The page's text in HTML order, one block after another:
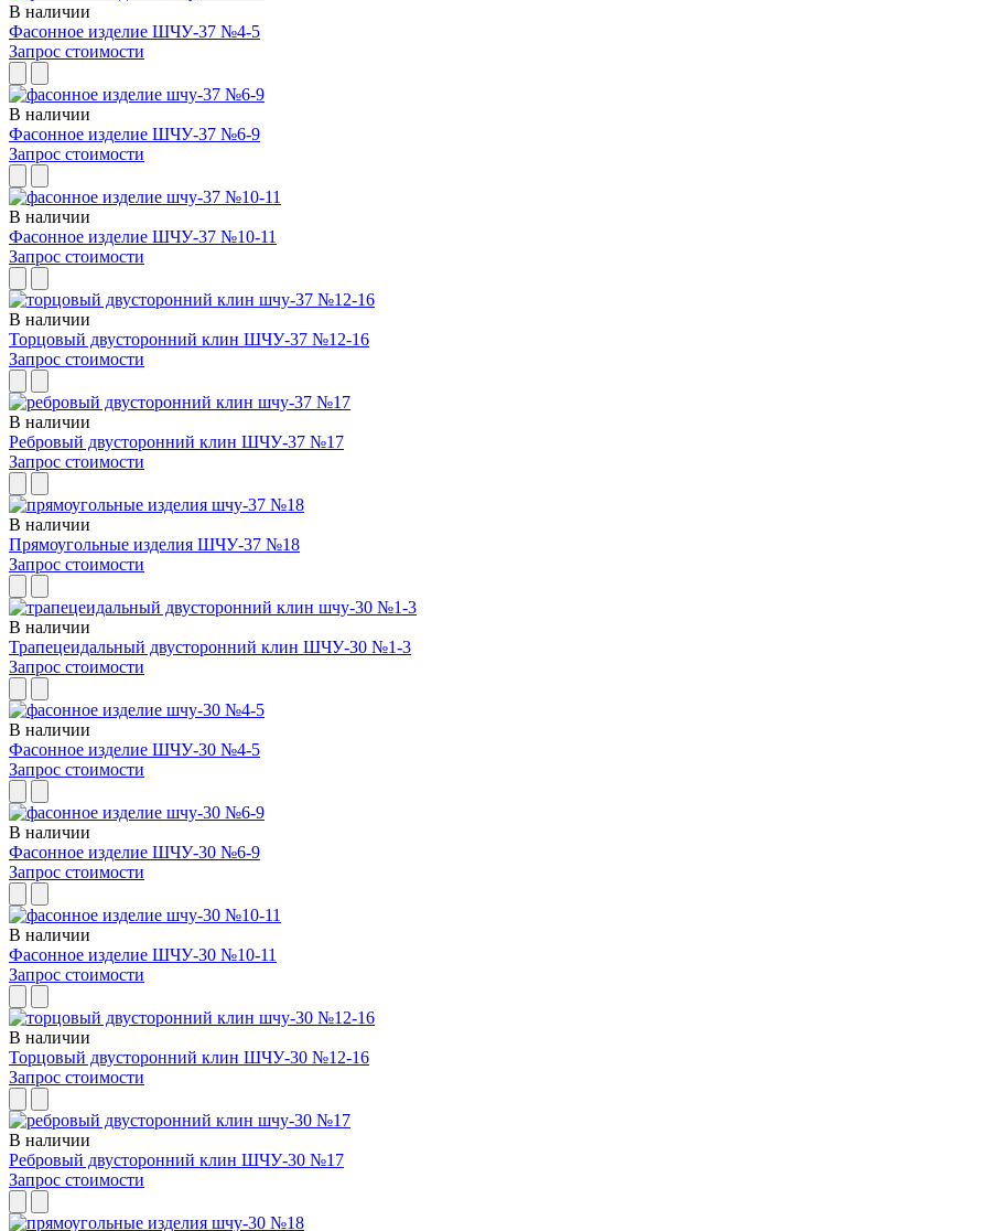
В наличии
Фасонное изделие ШЧУ-37 №4-5
Запрос стоимости
В наличии
Фасонное изделие ШЧУ-37 №6-9
Запрос стоимости
В наличии
Фасонное изделие ШЧУ-37 №10-11
Запрос стоимости
В наличии
Торцовый двусторонний клин ШЧУ-37 №12-16
Запрос стоимости
В наличии
Ребровый двусторонний клин ШЧУ-37 №17
Запрос стоимости
В наличии
Прямоугольные изделия ШЧУ-37 №18
Запрос стоимости
В наличии
Трапецеидальный двусторонний клин ШЧУ-30 №1-3
Запрос стоимости
В наличии
Фасонное изделие ШЧУ-30 №4-5
Запрос стоимости
В наличии
Фасонное изделие ШЧУ-30 №6-9
Запрос стоимости
В наличии
Фасонное изделие ШЧУ-30 №10-11
Запрос стоимости
В наличии
Торцовый двусторонний клин ШЧУ-30 №12-16
Запрос стоимости
В наличии
Ребровый двусторонний клин ШЧУ-30 №17
Запрос стоимости